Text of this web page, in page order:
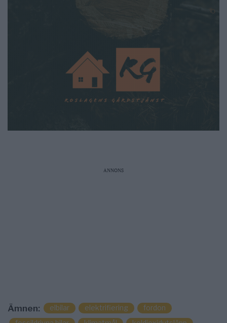
ANNONS
Ämnen: elbilar elektrifiering
fordon